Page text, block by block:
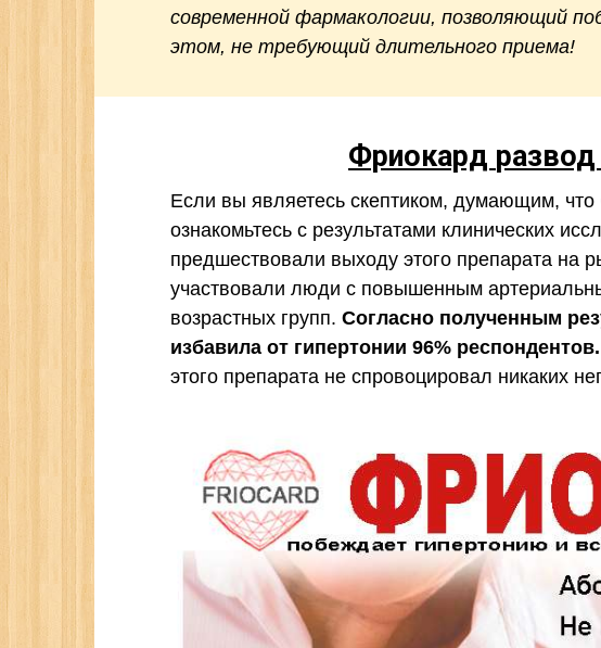
современной фармакологии, позволяющий
этом, не требующий длительного приема!
Фриокард развод
Если вы являетесь скептиком, думающим,
ознакомьтесь с результатами клинических
предшествовали выходу этого препарата на
участвовали люди с повышенным
возрастных групп. Согласно полученным
избавила от гипертонии 96% респондентов.
этого препарата не спровоцировал никаких